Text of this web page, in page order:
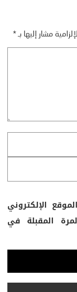
مشار إليها بـ*
الإلكتروني
المقبلة في